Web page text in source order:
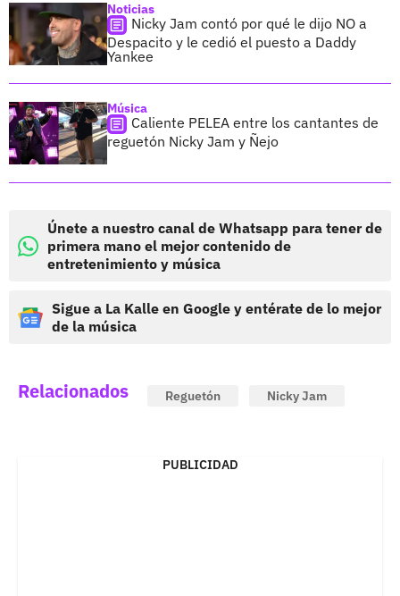
Noticias
Nicky Jam contó por qué le dijo NO a
Despacito y le cedió el puesto a Daddy
Yankee
Música
Caliente PELEA entre los cantantes de
reguetón Nicky Jam y Ñejo
Únete a nuestro canal de Whatsapp para tener de
primera mano el mejor contenido de
entretenimiento y música
Sigue a La Kalle en Google y entérate de lo mejor
de la música
Relacionados Reguetón Nicky Jam
PUBLICIDAD